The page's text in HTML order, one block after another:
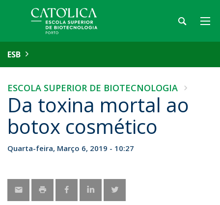
ESB
ESCOLA SUPERIOR DE BIOTECNOLOGIA
Da toxina mortal ao
botox cosmético
Quarta-feira, Março 6, 2019 - 10:27